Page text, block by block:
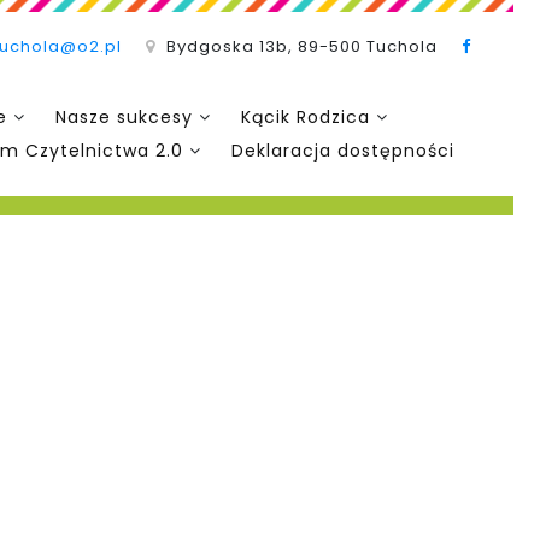
Bydgoska 13b, 89-500 Tuchola
Nasze sukcesy
Kącik Rodzica
Czytelnictwa 2.0 Deklaracja dostępności